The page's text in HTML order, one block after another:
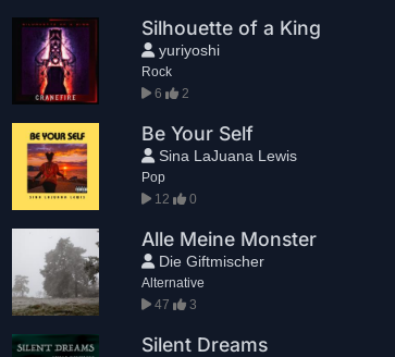
Silhouette of a King
yuriyoshi
Rock
6
2
Be Your Self
Sina LaJuana Lewis
Pop
12
0
Alle Meine Monster
Die Giftmischer
Alternative
47
3
Silent Dreams